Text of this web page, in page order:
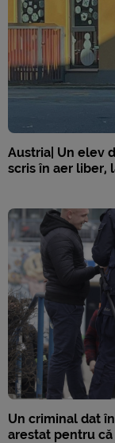
Austria| Un elev
scris în aer liber,
Un criminal dat
arestat pentru